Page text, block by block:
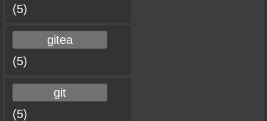
(5)
gitea
(5)
git
(5)